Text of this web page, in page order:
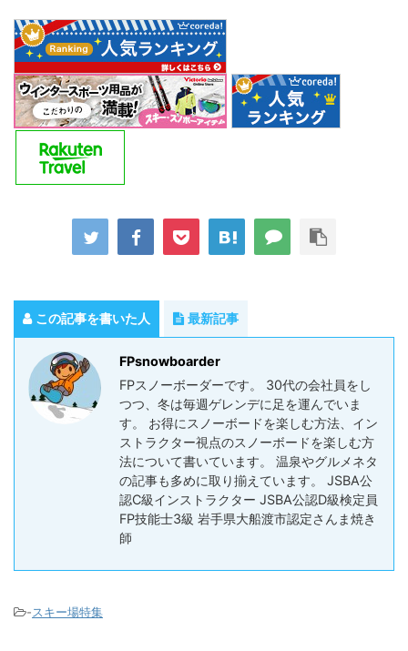
この記事を書いた人 最新記事
FPsnowboarder
FPスノーボーダーです。 30代の会社員をし
つつ、冬は毎週ゲレンデに足を運んでいま
す。 お得にスノーボードを楽しむ方法、イン
ストラクター視点のスノーボードを楽しむ方
法について書いています。 温泉やグルメネタ
の記事も多めに取り揃えています。 JSBA公
認C級インストラクター JSBA公認D級検定員
FP技能士3級 岩手県大船渡市認定さんま焼き
師
-スキー場特集